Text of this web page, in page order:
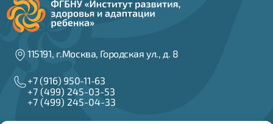
115191, г.Москва, Городская ул., д. 8
+7 (916) 950-11-63
+7 (499) 245-03-53
+7 (499) 245-04-33